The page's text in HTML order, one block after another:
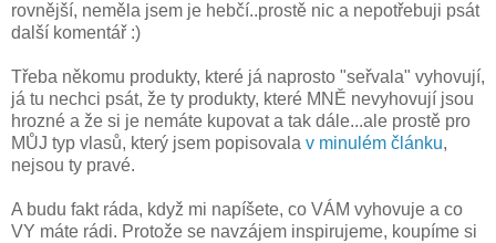
rovnější, neměla jsem je hebčí..prostě nic a nepotřebuji psát
další komentář :)
Třeba někomu produkty, které já naprosto "seřvala" vyhovují,
já tu nechci psát, že ty produkty, které MNĚ nevyhovují jsou
hrozné a že si je nemáte kupovat a tak dále...ale prostě pro
MŮJ typ vlasů, který jsem popisovala v minulém článku,
nejsou ty pravé.
A budu fakt ráda, když mi napíšete, co VÁM vyhovuje a co
VY máte rádi. Protože se navzájem inspirujeme, koupíme si